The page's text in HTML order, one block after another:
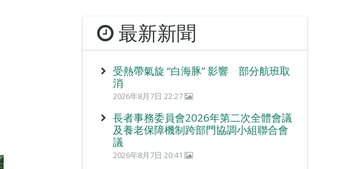
最新新聞
受熱帶氣旋 “白海豚” 影響 部分航班取
消
2026年8月7日 22:27
長者事務委員會2026年第二次全體會議
及養老保障機制跨部門協調小組聯合會
議
2026年8月7日 20:41